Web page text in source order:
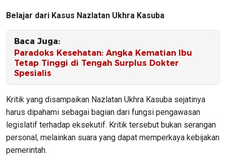
Belajar dari Kasus Nazlatan Ukhra Kasuba
Baca Juga:
Paradoks Kesehatan: Angka Kematian Ibu
Tetap Tinggi di Tengah Surplus Dokter
Spesialis
Kritik yang disampaikan Nazlatan Ukhra Kasuba sejatinya
harus dipahami sebagai bagian dari fungsi pengawasan
legislatif terhadap eksekutif. Kritik tersebut bukan serangan
personal, melainkan suara yang dapat memperkaya kebijakan
pemerintah.